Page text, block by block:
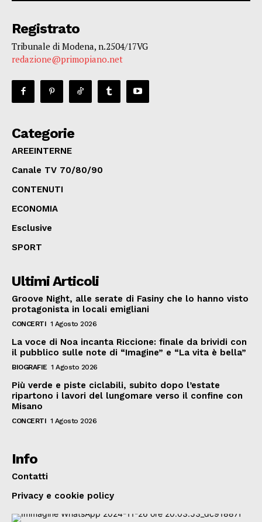
Registrato
Tribunale di Modena, n.2504/17VG
redazione@primopiano.net
Categorie
AREEINTERNE
Canale TV 70/80/90
CONTENUTI
ECONOMIA
Esclusive
SPORT
Ultimi Articoli
Groove Night, alle serate di Fasiny che lo hanno visto
protagonista in locali emigliani
CONCERTI 1 Agosto 2026
La voce di Noa incanta Riccione: finale da brividi con
il pubblico sulle note di “Imagine” e “La vita è bella”
BIOGRAFIE 1 Agosto 2026
Più verde e piste ciclabili, subito dopo l’estate
ripartono i lavori del lungomare verso il confine con
Misano
CONCERTI 1 Agosto 2026
Info
Contatti
Privacy e cookie policy